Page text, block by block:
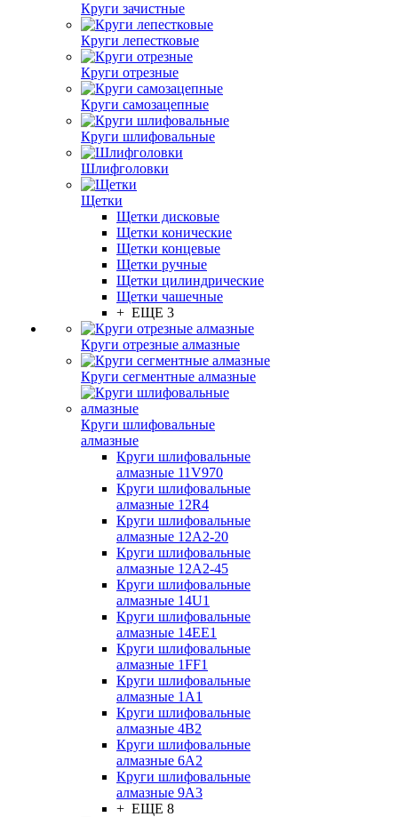
Круги зачистные
Круги лепестковые
Круги отрезные
Круги самозацепные
Круги шлифовальные
Шлифголовки
Щетки
Щетки дисковые
Щетки конические
Щетки концевые
Щетки ручные
Щетки цилиндрические
Щетки чашечные
+ ЕЩЕ 3
Круги отрезные алмазные
Круги сегментные алмазные
Круги шлифовальные
алмазные
Круги шлифовальные
алмазные 11V970
Круги шлифовальные
алмазные 12R4
Круги шлифовальные
алмазные 12А2-20
Круги шлифовальные
алмазные 12А2-45
Круги шлифовальные
алмазные 14U1
Круги шлифовальные
алмазные 14ЕЕ1
Круги шлифовальные
алмазные 1FF1
Круги шлифовальные
алмазные 1А1
Круги шлифовальные
алмазные 4В2
Круги шлифовальные
алмазные 6A2
Круги шлифовальные
алмазные 9А3
+ ЕЩЕ 8